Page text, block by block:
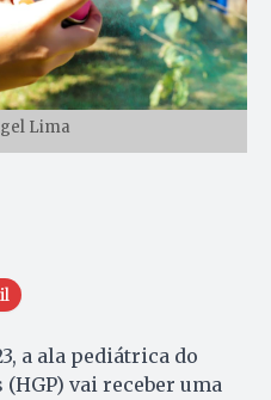
Lima
a ala pediátrica do
vai receber uma